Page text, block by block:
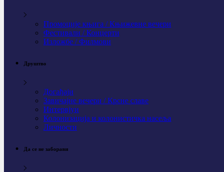
Промоције књига / Књижевне вечери
Фестивали / Концерти
Изложбе / Филмови
Друштво
Догађаји
Завичајне вечери / Крсне славе
Интервјуи
Колонизација и колонистичка насеља
Личности
Да се не заборави